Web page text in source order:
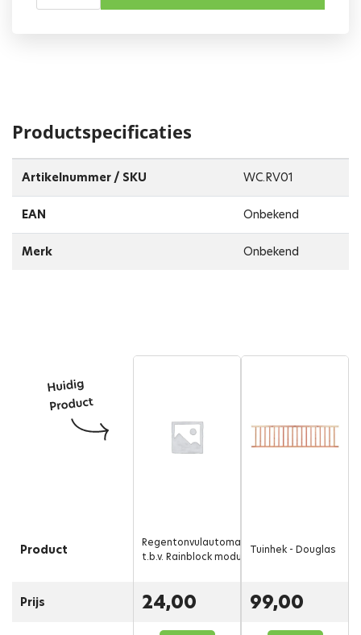
Productspecificaties
Artikelnummer / SKU WC.RV01
EAN Onbekend
Merk Onbekend
Product
Prijs
Regentonvulautomaat
t.b.v. Rainblock module
24,00
Tuinhek - Douglas
99,00